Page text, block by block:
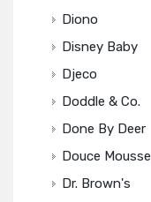
Diono
Disney Baby
Djeco
Doddle & Co.
Done By Deer
Douce Mousse
Dr. Brown's